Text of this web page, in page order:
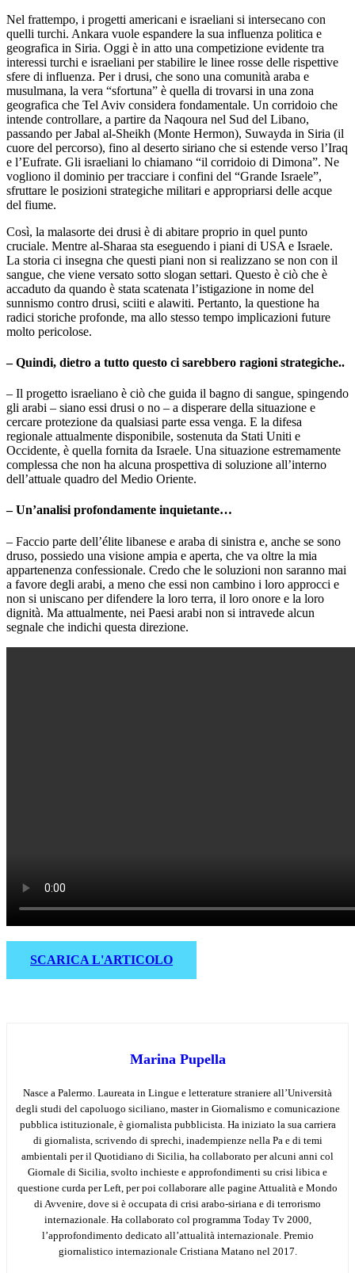
Nel frattempo, i progetti americani e israeliani si intersecano con
quelli turchi. Ankara vuole espandere la sua influenza politica e
geografica in Siria. Oggi è in atto una competizione evidente tra
interessi turchi e israeliani per stabilire le linee rosse delle rispettive
sfere di influenza. Per i drusi, che sono una comunità araba e
musulmana, la vera “sfortuna” è quella di trovarsi in una zona
geografica che Tel Aviv considera fondamentale. Un corridoio che
intende controllare, a partire da Naqoura nel Sud del Libano,
passando per Jabal al-Sheikh (Monte Hermon), Suwayda in Siria (il
cuore del percorso), fino al deserto siriano che si estende verso l’Iraq
e l’Eufrate. Gli israeliani lo chiamano “il corridoio di Dimona”. Ne
vogliono il dominio per tracciare i confini del “Grande Israele”,
sfruttare le posizioni strategiche militari e appropriarsi delle acque
del fiume.
Così, la malasorte dei drusi è di abitare proprio in quel punto
cruciale. Mentre al-Sharaa sta eseguendo i piani di USA e Israele.
La storia ci insegna che questi piani non si realizzano se non con il
sangue, che viene versato sotto slogan settari. Questo è ciò che è
accaduto da quando è stata scatenata l’istigazione in nome del
sunnismo contro drusi, sciiti e alawiti. Pertanto, la questione ha
radici storiche profonde, ma allo stesso tempo implicazioni future
molto pericolose.
– Quindi, dietro a tutto questo ci sarebbero ragioni strategiche..
– Il progetto israeliano è ciò che guida il bagno di sangue, spingendo
gli arabi – siano essi drusi o no – a disperare della situazione e
cercare protezione da qualsiasi parte essa venga. E la difesa
regionale attualmente disponibile, sostenuta da Stati Uniti e
Occidente, è quella fornita da Israele. Una situazione estremamente
complessa che non ha alcuna prospettiva di soluzione all’interno
dell’attuale quadro del Medio Oriente.
– Un’analisi profondamente inquietante…
– Faccio parte dell’élite libanese e araba di sinistra e, anche se sono
druso, possiedo una visione ampia e aperta, che va oltre la mia
appartenenza confessionale. Credo che le soluzioni non saranno mai
a favore degli arabi, a meno che essi non cambino i loro approcci e
non si uniscano per difendere la loro terra, il loro onore e la loro
dignità. Ma attualmente, nei Paesi arabi non si intravede alcun
segnale che indichi questa direzione.
SCARICA L'ARTICOLO
Marina Pupella
Nasce a Palermo. Laureata in Lingue e letterature straniere all’Università
degli studi del capoluogo siciliano, master in Giornalismo e comunicazione
pubblica istituzionale, è giornalista pubblicista. Ha iniziato la sua carriera
di giornalista, scrivendo di sprechi, inadempienze nella Pa e di temi
ambientali per il Quotidiano di Sicilia, ha collaborato per alcuni anni col
Giornale di Sicilia, svolto inchieste e approfondimenti su crisi libica e
questione curda per Left, per poi collaborare alle pagine Attualità e Mondo
di Avvenire, dove si è occupata di crisi arabo-siriana e di terrorismo
internazionale. Ha collaborato col programma Today Tv 2000,
l’approfondimento dedicato all’attualità internazionale. Premio
giornalistico internazionale Cristiana Matano nel 2017.